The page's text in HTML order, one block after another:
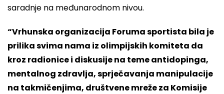
saradnje na međunarodnom nivou.
“Vrhunska organizacija Foruma sportista bila je
prilika svima nama iz olimpijskih komiteta da
kroz radionice i diskusije na teme antidopinga,
mentalnog zdravlja, sprječavanja manipulacije
na takmičenjima, društvene mreže za Komisije